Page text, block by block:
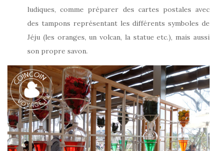
ludiques, comme préparer des cartes postales avec
des tampons représentant les différents symboles de
Jéju (les oranges, un volcan, la statue etc.), mais aussi
son propre savon.